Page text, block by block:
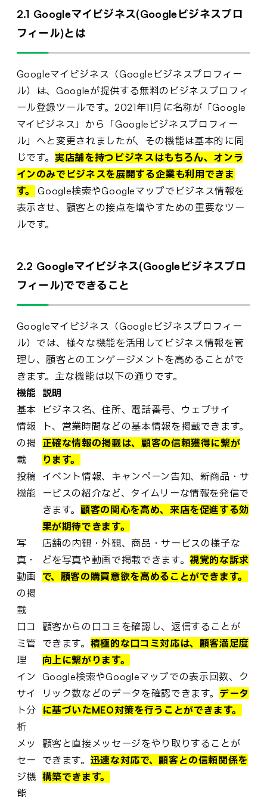
2.1 Googleマイビジネス(Googleビジネスプロ
フィール)とは
Googleマイビジネス（Googleビジネスプロフィー
ル）は、Googleが提供する無料のビジネスプロフィ
ール登録ツールです。2021年11月に名称が「Google
マイビジネス」から「Googleビジネスプロフィー
ル」へと変更されましたが、その機能は基本的に同
じです。実店舗を持つビジネスはもちろん、オンラ
インのみでビジネスを展開する企業も利用できま
す。
Google検索やGoogleマップでビジネス情報を
表示させ、顧客との接点を増やすための重要なツー
ルです。
2.2 Googleマイビジネス(Googleビジネスプロ
フィール)でできること
Googleマイビジネス（Googleビジネスプロフィー
ル）では、様々な機能を活用してビジネス情報を管
理し、顧客とのエンゲージメントを高めることがで
きます。主な機能は以下の通りです。
機能 説明
基本
情報
の掲
載
ビジネス名、住所、電話番号、ウェブサイ
ト、営業時間などの基本情報を掲載できます。
正確な情報の掲載は、顧客の信頼獲得に繋が
ります。
投稿
機能
イベント情報、キャンペーン告知、新商品・サ
ービスの紹介など、タイムリーな情報を発信で
きます。顧客の関心を高め、来店を促進する効
果が期待できます。
写
真・
動画
の掲
載
店舗の内観・外観、商品・サービスの様子な
どを写真や動画で掲載できます。視覚的な訴求
で、顧客の購買意欲を高めることができます。
口コ
ミ管
理
顧客からの口コミを確認し、返信することが
できます。 積極的な口コミ対応は、顧客満足度
向上に繋がります。
イン
サイ
ト分
析
Google検索やGoogleマップでの表示回数、ク
リック数などのデータを確認できます。 データ
に基づいたMEO対策を行うことができます。
メッ
セー
ジ機
能
顧客と直接メッセージをやり取りすることが
できます。 迅速な対応で、顧客との信頼関係を
構築できます。